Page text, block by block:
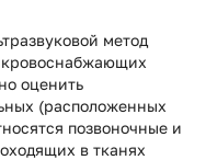
метод
кровоснабжающих
оценить
(расположенных
позвоночные и
в тканях